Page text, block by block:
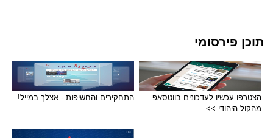
תוכן פירסומי
הצטרפו עכשיו לעדכונים בווטסאפ
מהקול היהודי >>
התחקירים והחשיפות - אצלך במייל!